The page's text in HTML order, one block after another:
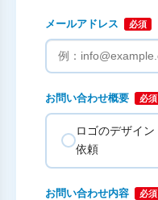
メールアドレス 必須
お問い合わせ概要 必須
ロゴのデザイン
依頼
お問い合わせ内容 必須